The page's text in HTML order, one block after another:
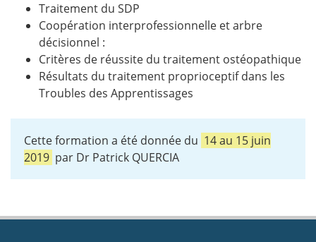
Traitement du SDP
Coopération interprofessionnelle et arbre
décisionnel :
Critères de réussite du traitement ostéopathique
Résultats du traitement proprioceptif dans les
Troubles des Apprentissages
Cette formation a été donnée du 14au 15 juin
2019 par Dr Patrick QUERCIA